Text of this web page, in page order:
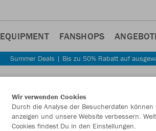
EQUIPMENT FANSHOPS
Summer Deals | Bis zu 50% Rabatt auf
Wir verwenden Cookies
Durch die Analyse der Besucherdaten
anzeigen und unsere Website verbessern.
Cookies findest Du in den Einstellungen.